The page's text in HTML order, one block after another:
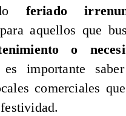
feriado
aquellos que
o
importante
comerciales